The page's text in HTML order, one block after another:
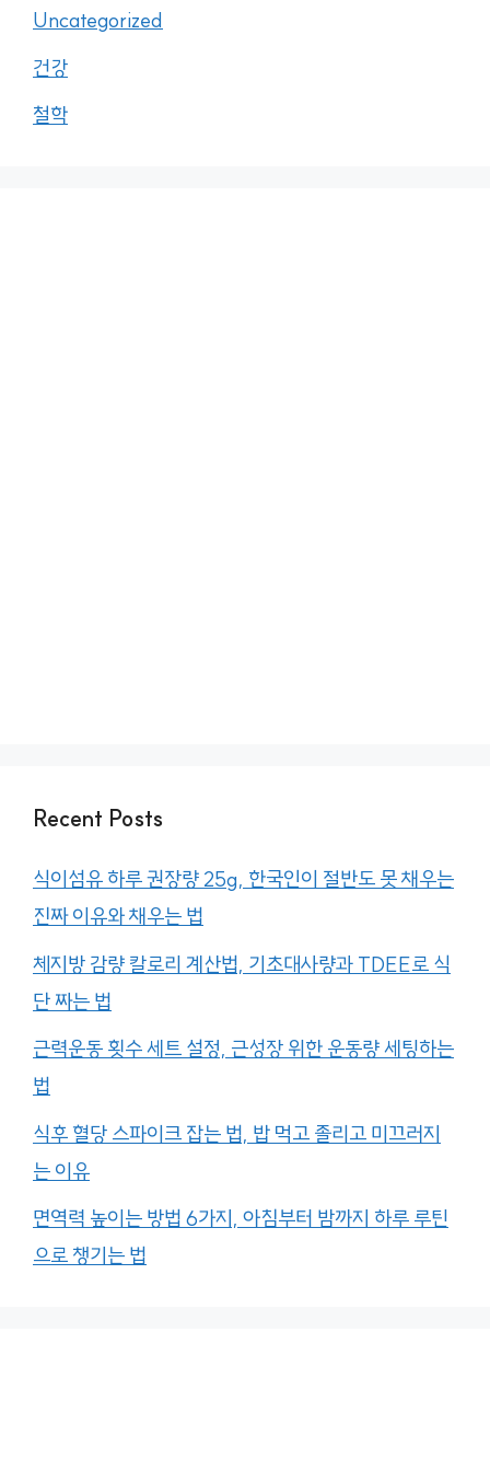
Uncategorized
건강
철학
Recent Posts
식이섬유 하루 권장량 25g, 한국인이 절반도 못 채우는
진짜 이유와 채우는 법
체지방 감량 칼로리 계산법, 기초대사량과 TDEE로 식
단 짜는 법
근력운동 횟수 세트 설정, 근성장 위한 운동량 세팅하는
법
식후 혈당 스파이크 잡는 법, 밥 먹고 졸리고 미끄러지
는 이유
면역력 높이는 방법 6가지, 아침부터 밤까지 하루 루틴
으로 챙기는 법